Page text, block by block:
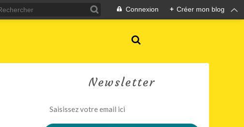
Connexion + Créer mon blog
Newsletter